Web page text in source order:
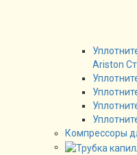
Ariston
Компрессоры